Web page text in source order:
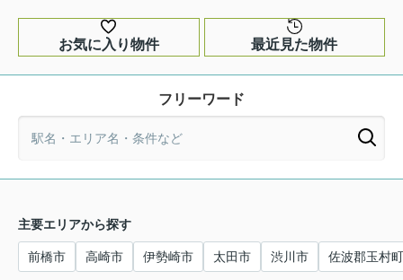
お気に入り物件 最近見た物件
フリーワード
主要エリアから探す
前橋市 高崎市 伊勢崎市 太田市 渋川市 佐波郡玉村町